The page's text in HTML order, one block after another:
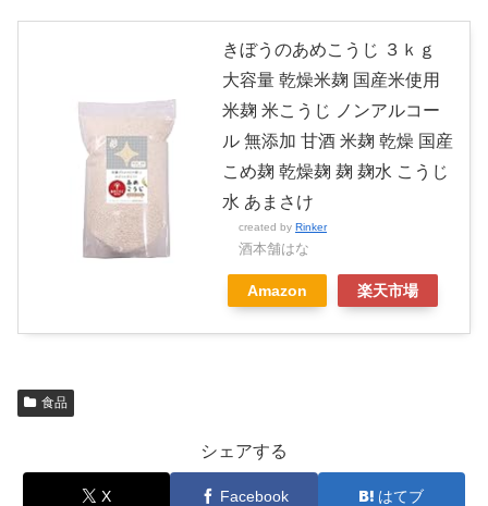
きぼうのあめこうじ ３ｋｇ
大容量 乾燥米麹 国産米使用
米麹 米こうじ ノンアルコー
ル 無添加 甘酒 米麹 乾燥 国産
こめ麹 乾燥麹 麹 麹水 こうじ
水 あまさけ
created by Rinker
酒本舗はな
Amazon 楽天市場
食品
シェアする
X Facebook はてブ